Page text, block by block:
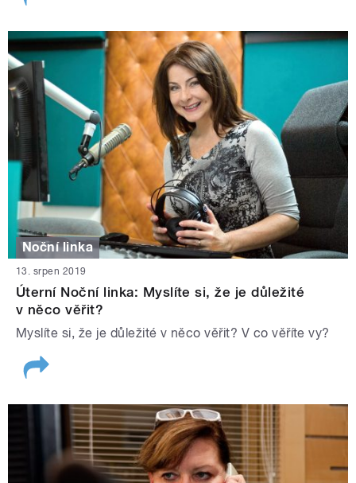
Noční linka
13. srpen 2019
Úterní Noční linka: Myslíte si, že je důležité
v něco věřit?
Myslíte si, že je důležité v něco věřit? V co věříte vy?